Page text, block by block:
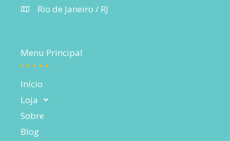
Rio de Janeiro / RJ
Menu Principal
Início
Loja
Sobre
Blog